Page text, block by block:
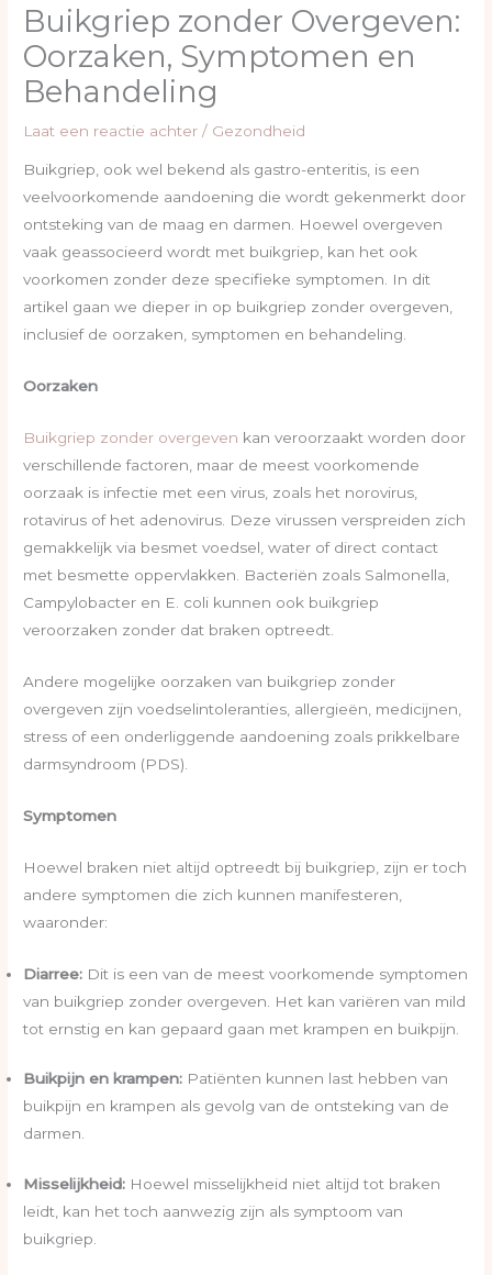
Buikgriep zonder Overgeven:
Oorzaken, Symptomen en
Behandeling
Laat een reactie achter / Gezondheid
Buikgriep, ook wel bekend als gastro-enteritis, is een
veelvoorkomende aandoening die wordt gekenmerkt door
ontsteking van de maag en darmen. Hoewel overgeven
vaak geassocieerd wordt met buikgriep, kan het ook
voorkomen zonder deze specifieke symptomen. In dit
artikel gaan we dieper in op buikgriep zonder overgeven,
inclusief de oorzaken, symptomen en behandeling.
Oorzaken
Buikgriep zonder overgeven kan veroorzaakt worden door
verschillende factoren, maar de meest voorkomende
oorzaak is infectie met een virus, zoals het norovirus,
rotavirus of het adenovirus. Deze virussen verspreiden zich
gemakkelijk via besmet voedsel, water of direct contact
met besmette oppervlakken. Bacteriën zoals Salmonella,
Campylobacter en E. coli kunnen ook buikgriep
veroorzaken zonder dat braken optreedt.
Andere mogelijke oorzaken van buikgriep zonder
overgeven zijn voedselintoleranties, allergieën, medicijnen,
stress of een onderliggende aandoening zoals prikkelbare
darmsyndroom (PDS).
Symptomen
Hoewel braken niet altijd optreedt bij buikgriep, zijn er toch
andere symptomen die zich kunnen manifesteren,
waaronder:
Diarree: Dit is een van de meest voorkomende symptomen
van buikgriep zonder overgeven. Het kan variëren van mild
tot ernstig en kan gepaard gaan met krampen en buikpijn.
Buikpijn en krampen: Patiënten kunnen last hebben van
buikpijn en krampen als gevolg van de ontsteking van de
darmen.
Misselijkheid: Hoewel misselijkheid niet altijd tot braken
leidt, kan het toch aanwezig zijn als symptoom van
buikgriep.